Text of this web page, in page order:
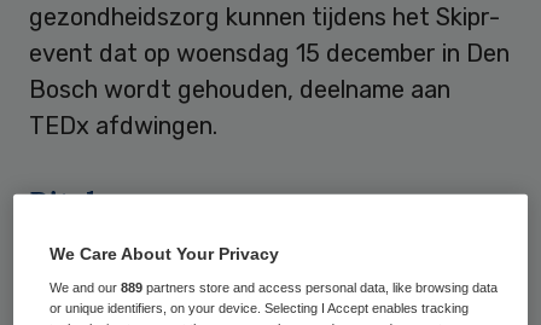
gezondheidszorg kunnen tijdens het Skipr-
event dat op woensdag 15 december in Den
Bosch wordt gehouden, deelname aan
TEDx afdwingen.
Pitch
Skipr biedt tijdens hetevenement
eigenzinnige denkers in de zorg de
We Care About Your Privacy
We and our889 partners store and access personal data, like browsing data
or unique identifiers, on your device. Selecting I Accept enables tracking